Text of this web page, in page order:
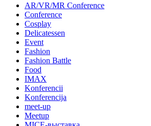
AR/VR/MR Conference
Conference
Cosplay
Delicatessen
Event
Fashion
Fashion Battle
Food
IMAX
Konferencii
Konferencija
meet-up
Meetup